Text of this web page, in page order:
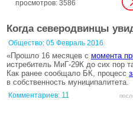
вместе с земельным участком.
просмотров: 3586
Когда северодвинцы
Общество: 05 Февраль 2016
«Прошло 16 месяцев с момента
истребитель МиГ-29К до сих пор
Как ранее сообщало БК, процесс
в собственность муниципалитета.
Комментариев: 11